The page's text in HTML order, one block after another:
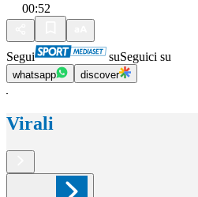
00:52
Segui suSeguici su
whatsapp discover
Virali